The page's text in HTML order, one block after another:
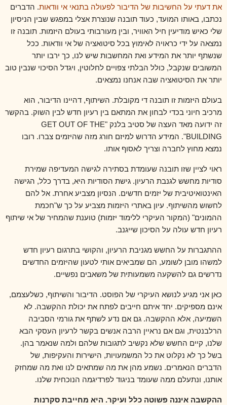
את דעתי על החשיבות של הדיבור לפעולה בתנאי אי וודאות. הדברים
נכתבו, באותו המועד, כעוד תובנה שנוצרת אצלי במפגש שבין הניסיון
שלי כאיש מודיעין חיל האוויר, ובין מעורבותי בעולם היזמות. תובנה זו
נמצאה על ידי כראויה לאימוץ בכל סיטואציה של אי וודאות. ככל
שנשתף יותר את המידע ואת המחשבות שיש לנו, כך ירבו יותר
המשובים שנקבל, כולל הבלתי צפויים לחלוטין, ויגדל הסיכוי שנבין טוב
יותר את הסיטואציה שבה אנחנו נמצאים.
בעולם היזמות זו תובנה די מקובלת. השיתוף, דהיינו הדיבור, הוא
מרכיב חיוני בכדי לבחון את המתאם בין רעיון חדש לבין השוק. בהקשר
זה ידועה מאד העצה של סטיב בלנק "GET OUT OF THE
BUILDING". המידע הדרוש למיזם חורג מזה שהיזמים צברו. רובו
נמצא מחוץ לחברה וצריך לאסוף אותו.
ראוי לציין שזו תובנה שעומדת בסתירה לגישה המעדיפה שמירת
סודיות מחשש לגנבת הרעיון. גישת הסודיות היא, בדרך כלל, הגישה
האינטואיטיבית של יזמים חדשים. הנסיון מצביע אחרת. אל להם
לחשוש מהשיתוף. עיון באתרי היזמות מצביע על כך ש"חכמת
ההמונים" (המקור העיקרי ללימוד יזמות) טוענת שהמחיר של אי שיתוף
רעיון חדש עולה על הסיכון שייגנב.
ההתגברות על החשש מגניבת הרעיון, והקושי בתרגום רעיון חדש
למשהו מובן לשומע, הם שמביאים אותי לטעון שהיזמים החדשים
נדרשים גם להשקעה משמעותית של משאבים נפשיים.
כאן אני מגיע לנושא העיקרי של הפוסט. הדיבור והשיתוף, כשלעצמם,
אינם מספיקים. יחד איתם חייבים לפתח את יכולת ההקשבה. לא
השמיעה, אלא ההקשבה. גם אם נדע לשתף את גורמי הסביבה
הרלבנטית, וגם אם נראיין הרבה אנשים בקשר לרעיון העסקי הבא
שלנו, קיים החשש שלא נקשיב לתגובות שלהם ולמה שנאמר בהן.
בשל כך לא נקלוט את כל המשמעויות, הישירות והעקיפות, של
הדברים הנאמרים. נשמע מהן את מה שמתאים לנו ואת מה שמחזק
אותנו, ונתעלם ממה שעומד בניגוד לפרדיגמה הנוכחית שלנו.
ההקשבה איננה פשוטה כלל ועיקר. היא מחייבת סקרנות